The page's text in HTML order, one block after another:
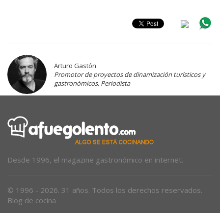
Arturo Gastón
Promotor de proyectos de dinamización turísticos y
gastronómicos. Periodista
Desde 1996, el magazine gastronómico en internet.
© 1996 - 2026. 31 años. Todos los derechos reservados.
Blog de cocina